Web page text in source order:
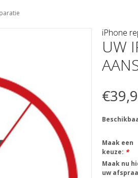
iPhone
UW
Maak een
keuze: *
Maak nu
uw